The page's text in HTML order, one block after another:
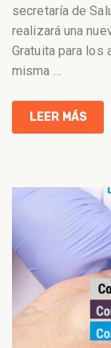
secretaría de
realizará una
Gratuita para los
misma …
LEER MÁS